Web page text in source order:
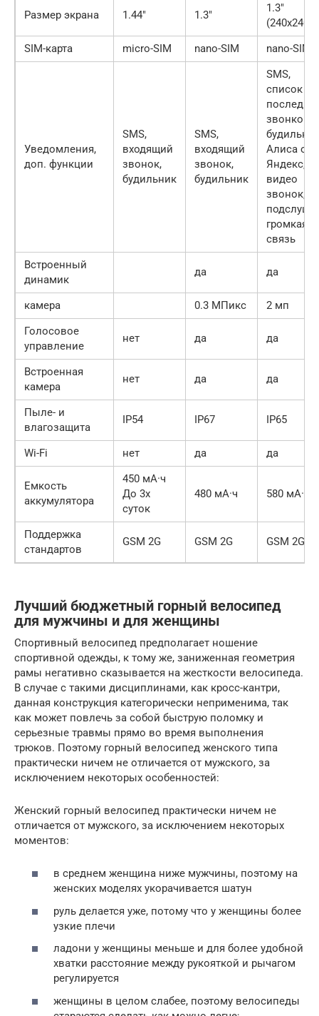
Размер экрана 1.44″ 1.3″
1.3″
(240х240)
SIM-карта
micro-SIM nano-SIM nano-SIM
Уведомления,
доп. функции
SMS,
входящий
звонок,
будильник
SMS,
входящий
звонок,
будильник
SMS,
список
звонков,
Алиса от
Яндекс,
видео
звонок,
громкая
связь
Встроенный
динамик
да да
камера 0.3 МПикс
2 мп
Голосовое
управление
нет да да
Встроенная
камера
нет да да
Пыле- и
влагозащита
IP54 IP67 IP65
Wi-Fi нет да да
Емкость
аккумулятора
450 мА·ч
До 3х
суток
480 мА·ч 580 мА·ч
Поддержка
стандартов
GSM 2G GSM 2G GSM 2G/
Лучший бюджетный горный велосипед
для мужчины и для женщины
Спортивный велосипед предполагает ношение
спортивной одежды, к тому же, заниженная геометрия
рамы негативно сказывается на жесткости велосипеда.
В случае с такими дисциплинами, как кросс-кантри,
данная конструкция категорически неприменима, так
как может повлечь за собой быструю поломку и
серьезные травмы прямо во время выполнения
трюков. Поэтому горный велосипед женского типа
практически ничем не отличается от мужского, за
исключением некоторых особенностей:
Женский горный велосипед практически ничем не
отличается от мужского, за исключением некоторых
моментов:
в среднем женщина ниже мужчины, поэтому на
женских моделях укорачивается шатун
руль делается уже, потому что у женщины более
узкие плечи
ладони у женщины меньше и для более удобной
хватки расстояние между рукояткой и рычагом
регулируется
женщины в целом слабее, поэтому велосипеды